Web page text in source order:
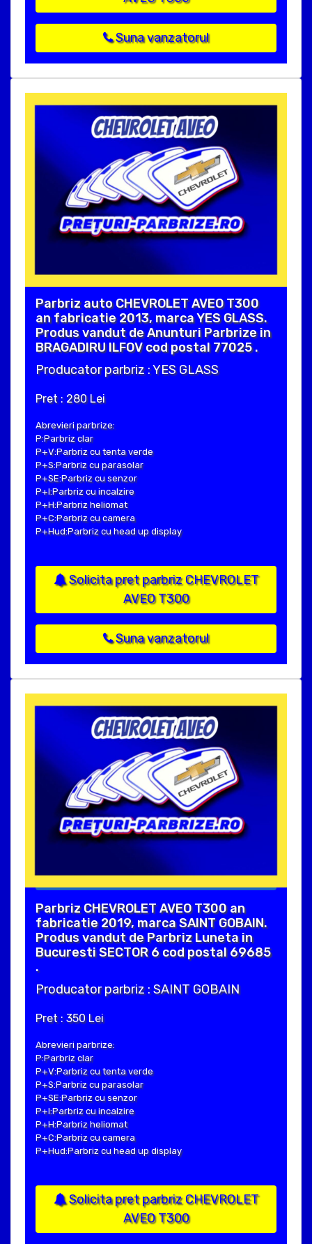
Suna vanzatorul
Parbriz auto CHEVROLET AVEO T300
an fabricatie 2013, marca YES GLASS.
Produs vandut de Anunturi Parbrize in
BRAGADIRU ILFOV cod postal 77025 .
Producator parbriz : YES GLASS
Pret : 280 Lei
Abrevieri parbrize:
P:Parbriz clar
P+V:Parbriz cu tenta verde
P+S:Parbriz cu parasolar
P+SE:Parbriz cu senzor
P+I:Parbriz cu incalzire
P+H:Parbriz heliomat
P+C:Parbriz cu camera
P+Hud:Parbriz cu head up display
Solicita pret parbriz CHEVROLET
AVEO T300
Suna vanzatorul
Parbriz CHEVROLET AVEO T300 an
fabricatie 2019, marca SAINT GOBAIN.
Produs vandut de Parbriz Luneta in
Bucuresti SECTOR 6 cod postal 69685
.
Producator parbriz : SAINT GOBAIN
Pret : 350 Lei
Abrevieri parbrize:
P:Parbriz clar
P+V:Parbriz cu tenta verde
P+S:Parbriz cu parasolar
P+SE:Parbriz cu senzor
P+I:Parbriz cu incalzire
P+H:Parbriz heliomat
P+C:Parbriz cu camera
P+Hud:Parbriz cu head up display
Solicita pret parbriz CHEVROLET
AVEO T300